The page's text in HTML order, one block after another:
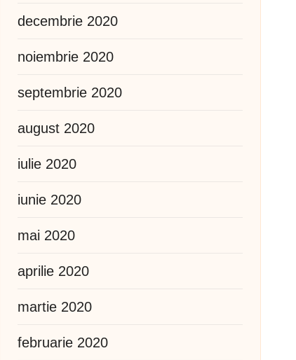
decembrie 2020
noiembrie 2020
septembrie 2020
august 2020
iulie 2020
iunie 2020
mai 2020
aprilie 2020
martie 2020
februarie 2020